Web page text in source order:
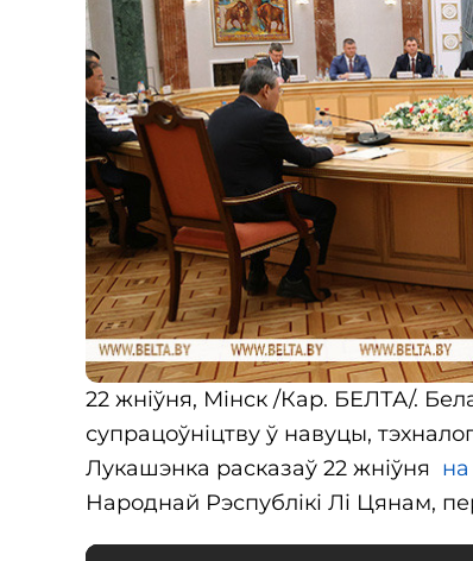
22 жніўня, Мінск /Кар. БЕЛТА/.
супрацоўніцтву ў навуцы,
Лукашэнка расказаў 22 жніўня
Народнай Рэспублікі Лі Цянам,